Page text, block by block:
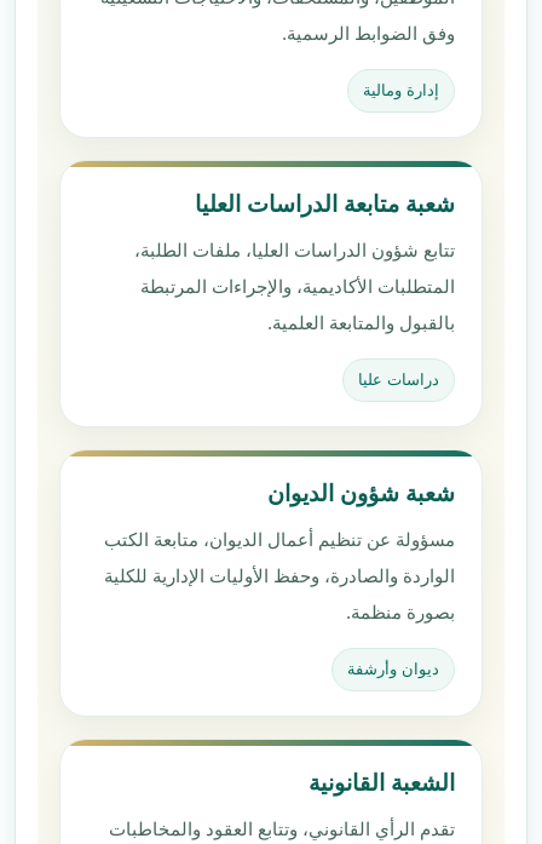
وفق الضوابط الرسمية.
إدارة ومالية
شعبة متابعة الدراسات العليا
تتابع شؤون الدراسات العليا، ملفات الطلبة،
المتطلبات الأكاديمية، والإجراءات المرتبطة
بالقبول والمتابعة العلمية.
دراسات عليا
شعبة شؤون الديوان
مسؤولة عن تنظيم أعمال الديوان، متابعة الكتب
الواردة والصادرة، وحفظ الأوليات الإدارية للكلية
بصورة منظمة.
ديوان وأرشفة
الشعبة القانونية
تقدم الرأي القانوني، وتتابع العقود والمخاطبات